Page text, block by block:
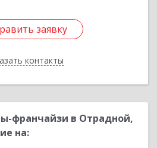
заявку
контакты
заявку
Назад
франчайзи в Отрадной,
на: